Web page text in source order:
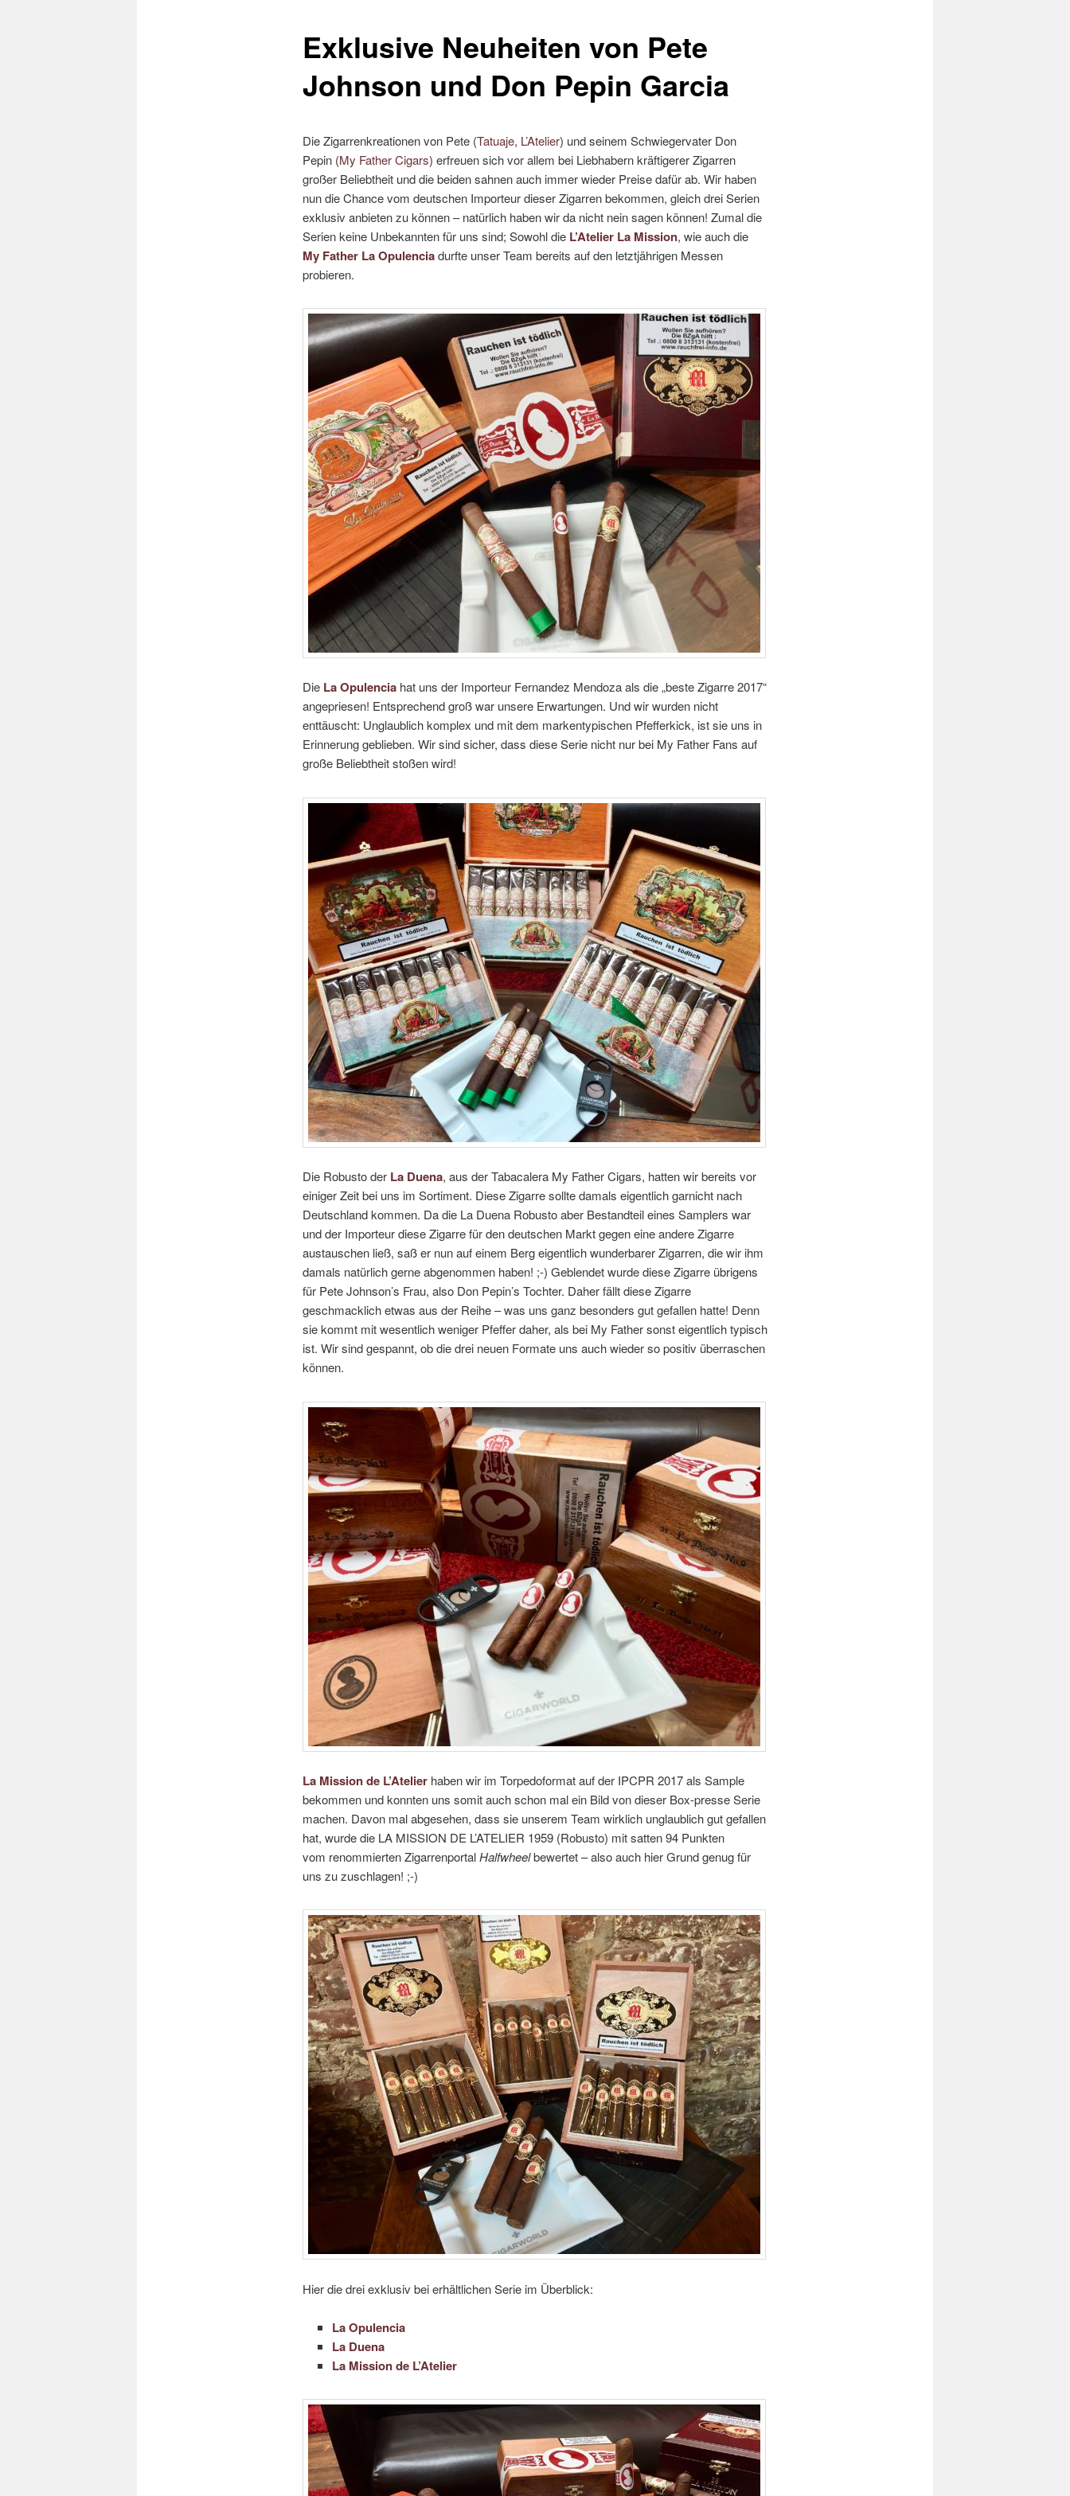
Exklusive Neuheiten von Pete
Johnson und Don Pepin Garcia
Die Zigarrenkreationen von Pete (Tatuaje, L’Atelier) und seinem Schwiegervater Don
Pepin (My Father Cigars) erfreuen sich vor allem bei Liebhabern kräftigerer Zigarren
großer Beliebtheit und die beiden sahnen auch immer wieder Preise dafür ab. Wir haben
nun die Chance vom deutschen Importeur dieser Zigarren bekommen, gleich drei Serien
exklusiv anbieten zu können – natürlich haben wir da nicht nein sagen können! Zumal die
Serien keine Unbekannten für uns sind; Sowohl die L’Atelier La Mission, wie auch die
My Father La Opulenciadurfte unser Team bereits auf den letztjährigen Messen
probieren.
Die La Opulenciahat uns der Importeur Fernandez Mendoza als die „beste Zigarre 2017“
angepriesen! Entsprechend groß war unsere Erwartungen. Und wir wurden nicht
enttäuscht: Unglaublich komplex und mit dem markentypischen Pfefferkick, ist sie uns in
Erinnerung geblieben. Wir sind sicher, dass diese Serie nicht nur bei My Father Fans auf
große Beliebtheit stoßen wird!
Die Robusto der La Duena, aus der Tabacalera My Father Cigars, hatten wir bereits vor
einiger Zeit bei uns im Sortiment. Diese Zigarre sollte damals eigentlich garnicht nach
Deutschland kommen. Da die La Duena Robusto aber Bestandteil eines Samplers war
und der Importeur diese Zigarre für den deutschen Markt gegen eine andere Zigarre
austauschen ließ, saß er nun auf einem Berg eigentlich wunderbarer Zigarren, die wir ihm
damals natürlich gerne abgenommen haben! ;-) Geblendet wurde diese Zigarre übrigens
für Pete Johnson’s Frau, also Don Pepin’s Tochter. Daher fällt diese Zigarre
geschmacklich etwas aus der Reihe – was uns ganz besonders gut gefallen hatte! Denn
sie kommt mit wesentlich weniger Pfeffer daher, als bei My Father sonst eigentlich typisch
ist. Wir sind gespannt, ob die drei neuen Formate uns auch wieder so positiv überraschen
können.
La Mission de L’Atelierhaben wir im Torpedoformat auf der IPCPR 2017 als Sample
bekommen und konnten uns somit auch schon mal ein Bild von dieser Box-presse Serie
machen. Davon mal abgesehen, dass sie unserem Team wirklich unglaublich gut gefallen
hat, wurde die LA MISSION DE L’ATELIER 1959 (Robusto) mit satten 94 Punkten
vom renommierten ZigarrenportalHalfwheelbewertet – also auch hier Grund genug für
uns zu zuschlagen! ;-)
Hier die drei exklusiv bei erhältlichen Serie im Überblick:
La Opulencia
La Duena
La Mission de L’Atelier